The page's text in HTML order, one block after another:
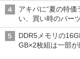
アキバに“夏の特
い、買い時のパー
DDR5メモリの
GB×2枚組は一部